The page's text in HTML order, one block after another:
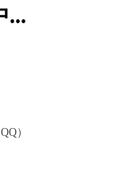
...
）